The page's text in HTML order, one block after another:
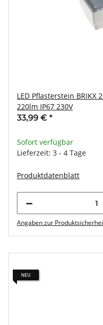
LED Pflasterstein BRIKX
220lm IP67 230V
33,99 € *
Sofort verfügbar
Lieferzeit: 3 - 4 Tage
Produktdatenblatt
Angaben zur
NEU